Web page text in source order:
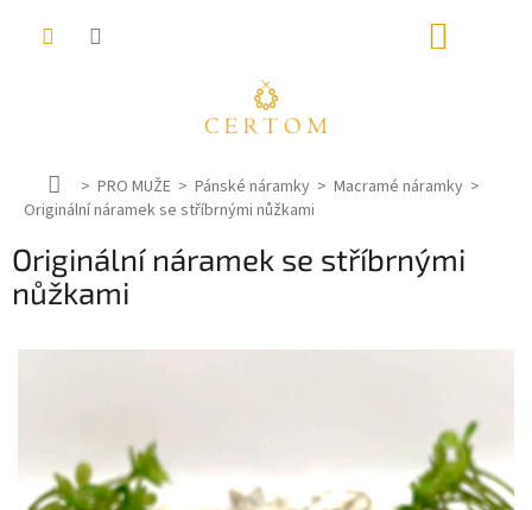
D
o
ů
PRO MUŽE Pánské náramky
Macramé náramky
Originální náramek se stříbrnými nůžkami
Originální náramek se stříbrnými
nůžkami